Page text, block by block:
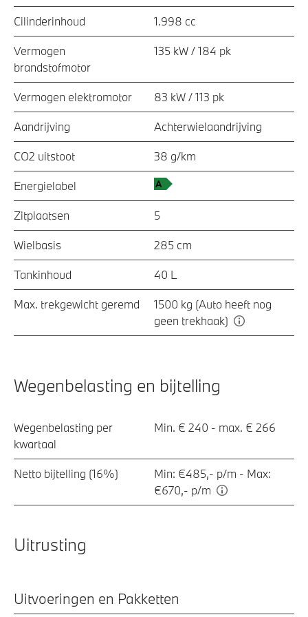
Cilinderinhoud 1.998 cc
Vermogen
brandstofmotor
135 kW / 184 pk
Vermogen elektromotor 83 kW / 113 pk
Aandrijving Achterwielaandrijving
CO2 uitstoot 38 g/km
Energielabel
Zitplaatsen 5
Wielbasis 285 cm
Tankinhoud 40 L
Max. trekgewicht geremd
1500 kg (Auto heeft nog
geen trekhaak)
Wegenbelasting en bijtelling
Wegenbelasting per
kwartaal
Min. € 240 - max. € 266
Netto bijtelling (16%)
Min: €485,- p/m - Max:
€670,- p/m
Uitrusting
Uitvoeringen en Pakketten